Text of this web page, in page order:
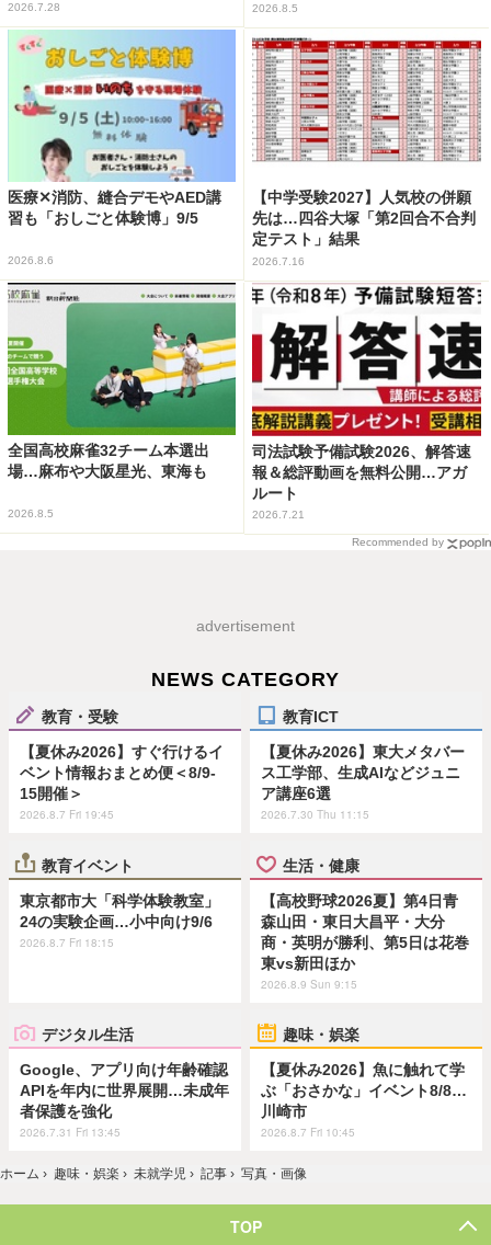
2026.7.28 2026.8.5
医療✕消防、縫合デモやAED講
習も「おしごと体験博」9/5
2026.8.6
【中学受験2027】人気校の併願
先は…四谷大塚「第2回合不合判
定テスト」結果
2026.7.16
全国高校麻雀32チーム本選出
場…麻布や大阪星光、東海も
2026.8.5
司法試験予備試験2026、解答速
報＆総評動画を無料公開…アガ
ルート
2026.7.21
Recommended by
advertisement
NEWS CATEGORY
教育・受験
【夏休み2026】すぐ行けるイ
ベント情報おまとめ便＜8/9-
15開催＞
2026.8.7 Fri 19:45
教育ICT
【夏休み2026】東大メタバー
ス工学部、生成AIなどジュニ
ア講座6選
2026.7.30 Thu 11:15
教育イベント
東京都市大「科学体験教室」
24の実験企画…小中向け9/6
2026.8.7 Fri 18:15
生活・健康
【高校野球2026夏】第4日青
森山田・東日大昌平・大分
商・英明が勝利、第5日は花巻
東vs新田ほか
2026.8.9 Sun 9:15
デジタル生活
Google、アプリ向け年齢確認
APIを年内に世界展開…未成年
者保護を強化
2026.7.31 Fri 13:45
趣味・娯楽
【夏休み2026】魚に触れて学
ぶ「おさかな」イベント8/8…
川崎市
2026.8.7 Fri 10:45
ホーム › 趣味・娯楽 › 未就学児 › 記事 › 写真・画像
TOP